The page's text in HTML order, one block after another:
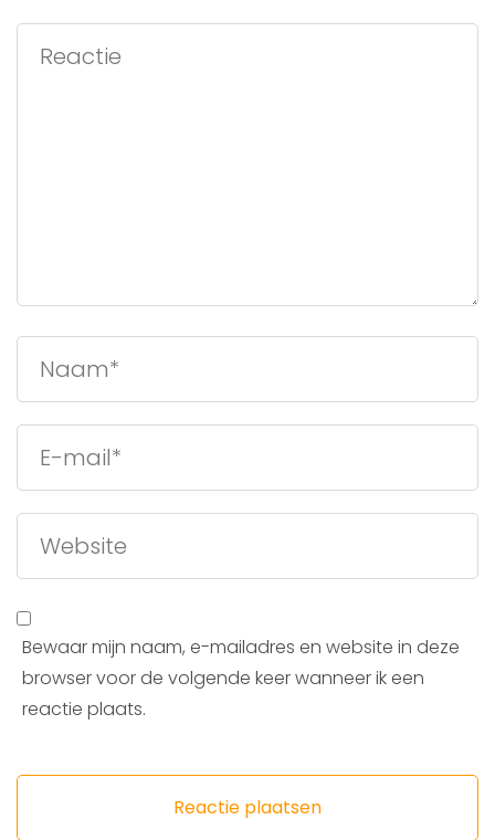
Bewaar mijn naam, e-mailadres en website in deze
browser voor de volgende keer wanneer ik een
reactie plaats.